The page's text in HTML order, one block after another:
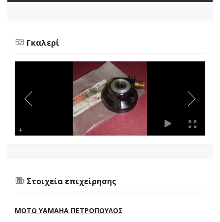
Γκαλερί
Στοιχεία επιχείρησης
MOTO YAMAHA ΠΕΤΡΟΠΟΥΛΟΣ